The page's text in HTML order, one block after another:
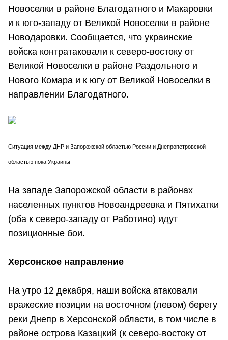
Новоселки в районе Благодатного и Макаровки
и к юго-западу от Великой Новоселки в районе
Новодаровки. Сообщается, что украинские
войска контратаковали к северо-востоку от
Великой Новоселки в районе Раздольного и
Нового Комара и к югу от Великой Новоселки в
направлении Благодатного.
Ситуация между ДНР и Запорожской областью России и Днепропетровской
областью пока Украины
На западе Запорожской области в районах
населенных пунктов Новоандреевка и Пятихатки
(оба к северо-западу от Работино) идут
позиционные бои.
Херсонское направление
На утро 12 декабря, наши войска атаковали
вражеские позиции на восточном (левом) берегу
реки Днепр в Херсонской области, в том числе в
районе острова Казацкий (к северо-востоку от